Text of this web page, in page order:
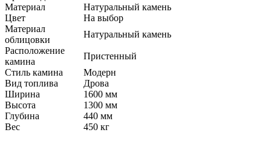
Материал
Натуральный камень
Цвет
На выбор
Материал
облицовки
Натуральный камень
Расположение
камина
Пристенный
Стиль камина
Модерн
Вид топлива
Дрова
Ширина
1600 мм
Высота
1300 мм
Глубина
440 мм
Вес
450 кг